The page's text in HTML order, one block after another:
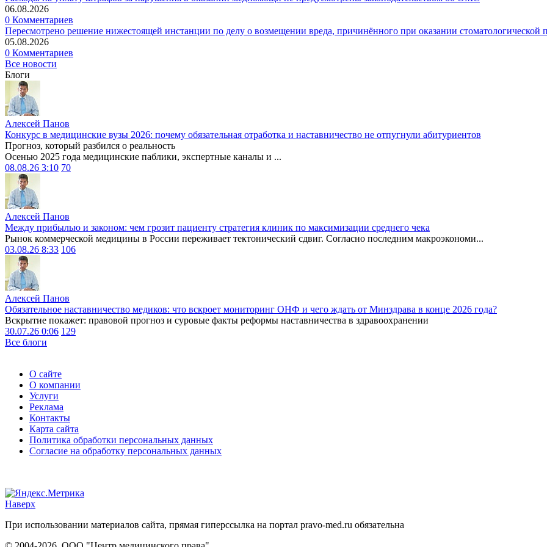
06.08.2026
0 Комментариев
Пересмотрено решение нижестоящей инстанции по делу о возмещении вреда, причинённого при оказании стоматологической
05.08.2026
0 Комментариев
Все новости
Блоги
Алексей Панов
Конкурс в медицинские вузы 2026: почему обязательная отработка и наставничество не отпугнули абитуриентов
Прогноз, который разбился о реальность
Осенью 2025 года медицинские паблики, экспертные каналы и ...
08.08.26 3:10 70
Алексей Панов
Между прибылью и законом: чем грозит пациенту стратегия клиник по максимизации среднего чека
Рынок коммерческой медицины в России переживает тектонический сдвиг. Согласно последним макроэкономи...
03.08.26 8:33 106
Алексей Панов
Обязательное наставничество медиков: что вскроет мониторинг ОНФ и чего ждать от Минздрава в конце 2026 года?
Вскрытие покажет: правовой прогноз и суровые факты реформы наставничества в здравоохранении
30.07.26 0:06 129
Все блоги
О сайте
О компании
Услуги
Реклама
Контакты
Карта сайта
Политика обработки персональных данных
Согласие на обработку персональных данных
Наверх
При использовании материалов сайта, прямая гиперссылка на портал pravo-med.ru обязательна